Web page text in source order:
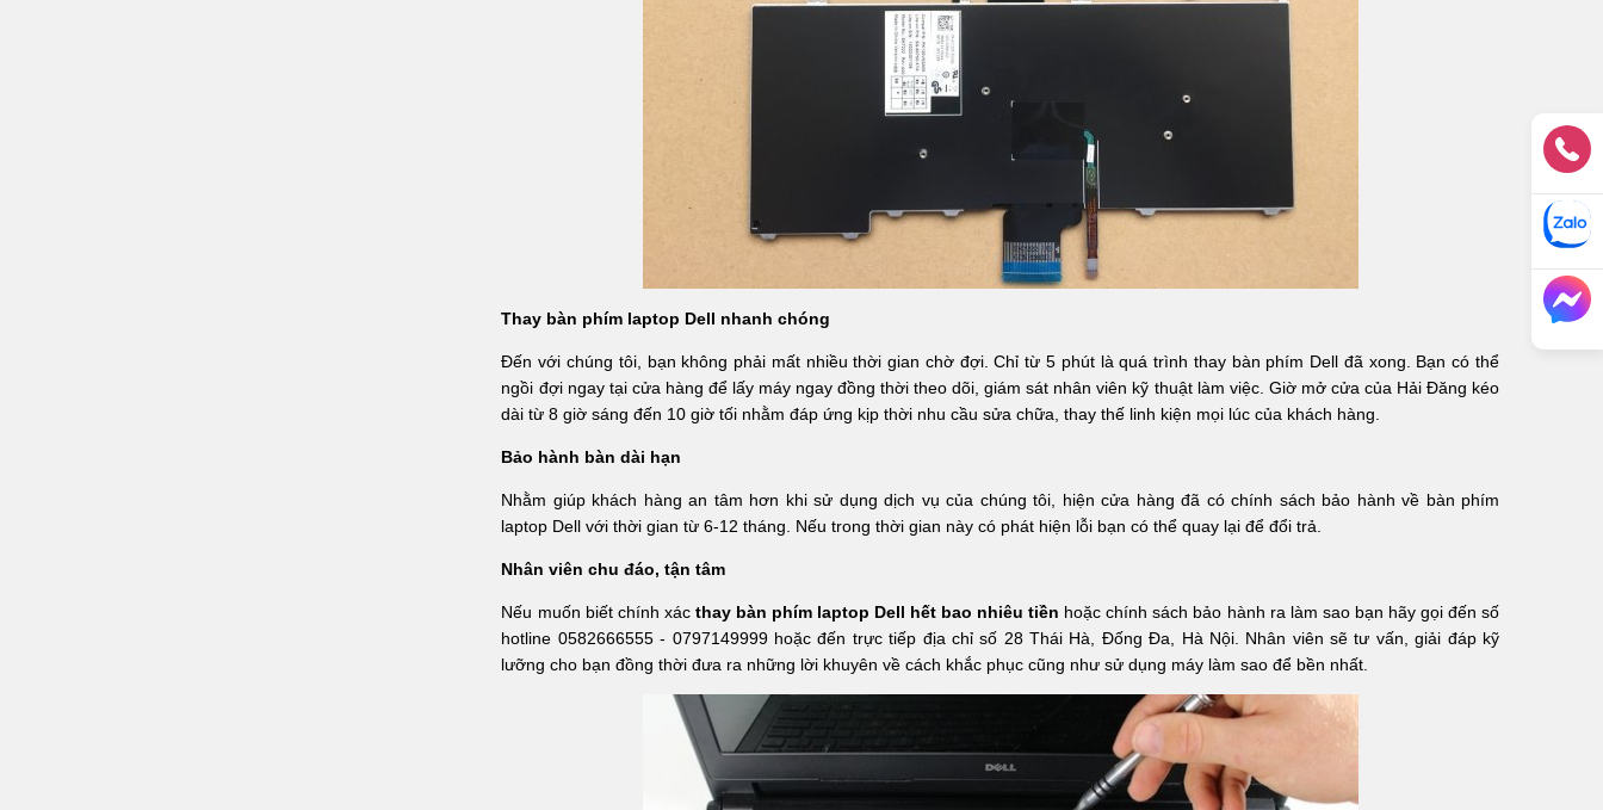
Thay bàn phím laptop Dell nhanh chóng
Đến với chúng tôi, bạn không phải mất nhiều thời gian chờ đợi. Chỉ từ 5 phút là quá trình thay bàn phím Dell đã xong. Bạn có thể
ngồi đợi ngay tại cửa hàng để lấy máy ngay đồng thời theo dõi, giám sát nhân viên kỹ thuật làm việc. Giờ mở cửa của Hải Đăng kéo
dài từ 8 giờ sáng đến 10 giờ tối nhằm đáp ứng kịp thời nhu cầu sửa chữa, thay thế linh kiện mọi lúc của khách hàng.
Bảo hành bàn dài hạn
Nhằm giúp khách hàng an tâm hơn khi sử dụng dịch vụ của chúng tôi, hiện cửa hàng đã có chính sách bảo hành về bàn phím
laptop Dell với thời gian từ 6-12 tháng. Nếu trong thời gian này có phát hiện lỗi bạn có thể quay lại để đổi trả.
Nhân viên chu đáo, tận tâm
Nếu muốn biết chính xác thay bàn phím laptop Dell hết bao nhiêu tiền hoặc chính sách bảo hành ra làm sao bạn hãy gọi đến số
hotline 0582666555 - 0797149999 hoặc đến trực tiếp địa chỉ số 28 Thái Hà, Đống Đa, Hà Nội. Nhân viên sẽ tư vấn, giải đáp kỹ
lưỡng cho bạn đồng thời đưa ra những lời khuyên về cách khắc phục cũng như sử dụng máy làm sao để bền nhất.